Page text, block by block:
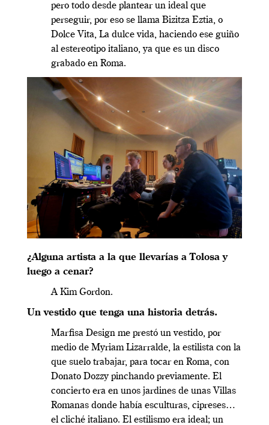
pero todo desde plantear un ideal que
perseguir, por eso se llama Bizitza Eztia, o
Dolce Vita, La dulce vida, haciendo ese guiño
al estereotipo italiano, ya que es un disco
grabado en Roma.
¿Alguna artista a la que llevarías a Tolosa y
luego a cenar?
A Kim Gordon.
Un vestido que tenga una historia detrás.
Marfisa Design me prestó un vestido, por
medio de Myriam Lizarralde, la estilista con la
que suelo trabajar, para tocar en Roma, con
Donato Dozzy pinchando previamente. El
concierto era en unos jardines de unas Villas
Romanas donde había esculturas, cipreses…
el cliché italiano. El estilismo era ideal; un